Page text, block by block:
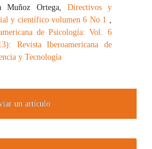
Muñoz Ortega, Directivos y
y científico volumen 6 No 1
de Psicología: Vol. 6
Revista Iberoamericana de
y Tecnología
un artículo